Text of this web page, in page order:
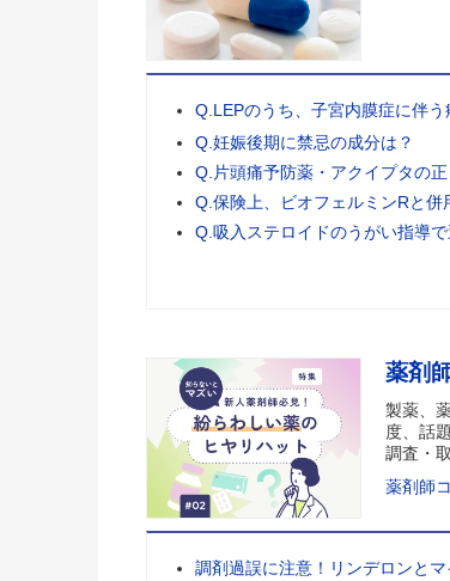
Q.LEPのうち、子宮内膜症に伴
Q.妊娠後期に禁忌の成分は？
Q.片頭痛予防薬・アクイプタの
Q.保険上、ビオフェルミンRと併
Q.吸入ステロイドのうがい指導
薬剤
製薬、
度、話
調査・
薬剤師
調剤過誤に注意！リンデロンと